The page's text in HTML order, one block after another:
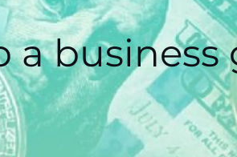
a business